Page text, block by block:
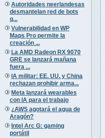
Autoridades neerlandesas
desmantelan red de bots
q...
Vulnerabilidad en WP
Maps Pro permite la
creación ...
La AMD Radeon RX 9070
GRE se lanzará mañana
fuera ...
IA militar: EE. UU. y China
rechazan prohibir arma...
Meta lanzará wearables
con IA para el trabajo
¿AWS agotará el agua de
Aragón?
Intel Arc G: gaming
portátil